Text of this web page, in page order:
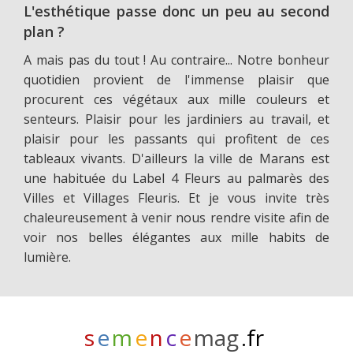
L'esthétique passe donc un peu au second
plan ?
A mais pas du tout ! Au contraire... Notre bonheur
quotidien provient de l'immense plaisir que
procurent ces végétaux aux mille couleurs et
senteurs. Plaisir pour les jardiniers au travail, et
plaisir pour les passants qui profitent de ces
tableaux vivants. D'ailleurs la ville de Marans est
une habituée du Label 4 Fleurs au palmarès des
Villes et Villages Fleuris. Et je vous invite très
chaleureusement à venir nous rendre visite afin de
voir nos belles élégantes aux mille habits de
lumière.
semencemag.fr